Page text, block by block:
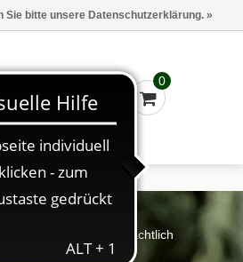
- €0,00 Anmelden
0
weihnachtlich
Sie bitte unsere Datenschutzerklärung. »